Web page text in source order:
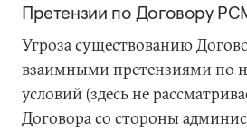
Претензии по Договору
Угроза существованию
взаимными претензиями по
условий (здесь не
Договора со стороны